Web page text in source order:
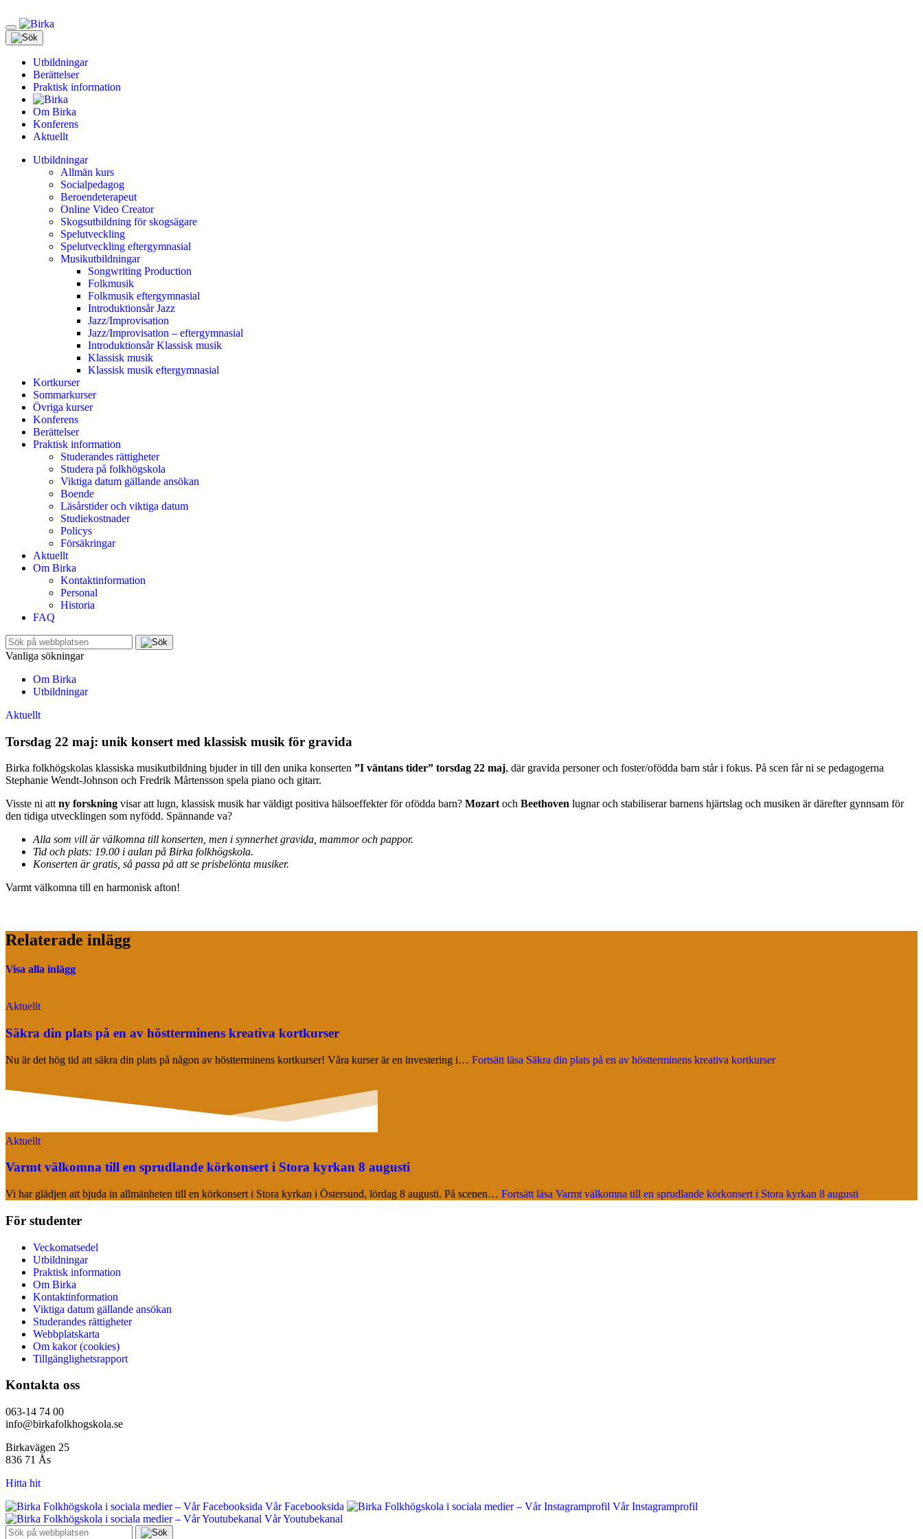
Meny
Utbildningar
Berättelser
Praktisk information
Om Birka
Konferens
Aktuellt
Utbildningar
Allmän kurs
Socialpedagog
Beroendeterapeut
Online Video Creator
Skogsutbildning för skogsägare
Spelutveckling
Spelutveckling eftergymnasial
Musikutbildningar
Songwriting Production
Folkmusik
Folkmusik eftergymnasial
Introduktionsår Jazz
Jazz/Improvisation
Jazz/Improvisation – eftergymnasial
Introduktionsår Klassisk musik
Klassisk musik
Klassisk musik eftergymnasial
Kortkurser
Sommarkurser
Övriga kurser
Konferens
Berättelser
Praktisk information
Studerandes rättigheter
Studera på folkhögskola
Viktiga datum gällande ansökan
Boende
Läsårstider och viktiga datum
Studiekostnader
Policys
Försäkringar
Aktuellt
Om Birka
Kontaktinformation
Personal
Historia
FAQ
Sök
efter:
Vanliga sökningar
Om Birka
Utbildningar
Aktuellt
Torsdag 22 maj: unik konsert med klassisk musik för gravida
Birka folkhögskolas klassiska musikutbildning bjuder in till den unika konserten ”I väntans tider” torsdag 22 maj, där gravida personer och foster/ofödda barn står i fokus. På scen får ni se pedagogerna
Stephanie Wendt-Johnson och Fredrik Mårtensson spela piano och gitarr.
Visste ni attny forskning visar att lugn, klassisk musik har väldigt positiva hälsoeffekter för ofödda barn? Mozartoch Beethoven lugnar och stabiliserar barnens hjärtslag och musiken är därefter gynnsam för
den tidiga utvecklingen som nyfödd. Spännande va?
Alla som vill är välkomna till konserten, men i synnerhet gravida, mammor och pappor.
Tid och plats: 19.00 i aulan på Birka folkhögskola.
Konserten är gratis, så passa på att se prisbelönta musiker.
Varmt välkomna till en harmonisk afton!
Relaterade inlägg
Visa alla inlägg
Aktuellt
Säkra din plats på en av höstterminens kreativa kortkurser
Nu är det hög tid att säkra din plats på någon av höstterminens kortkurser! Våra kurser är en investering i… Fortsätt läsa Säkra din plats på en av höstterminens kreativa kortkurser
Aktuellt
Varmt välkomna till en sprudlande körkonsert i Stora kyrkan 8 augusti
Vi har glädjen att bjuda in allmänheten till en körkonsert i Stora kyrkan i Östersund, lördag 8 augusti. På scenen… Fortsätt läsa Varmt välkomna till en sprudlande körkonsert i Stora kyrkan 8 augusti
För studenter
Veckomatsedel
Utbildningar
Praktisk information
Om Birka
Kontaktinformation
Viktiga datum gällande ansökan
Studerandes rättigheter
Webbplatskarta
Om kakor (cookies)
Tillgänglighetsrapport
Kontakta oss
063-14 74 00
info@birkafolkhogskola.se
Birkavägen 25
836 71 Ås
Hitta hit
Vår Facebooksida
Vår Instagramprofil
Vår Youtubekanal
Sök